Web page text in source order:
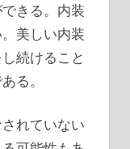
きる。内装
美しい内装
続けること
る。
れていない